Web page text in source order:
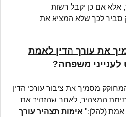
אלא אם כן יקבל רשות
סביר לכך שלא המציא את
את עורך הדין לאמת
משפחה?
המחוקק מסמיך את ציבור עורכי הדין
המצהיר, לאחר שהזהיר את
אמת (להלן:" אימות תצהיר עורך